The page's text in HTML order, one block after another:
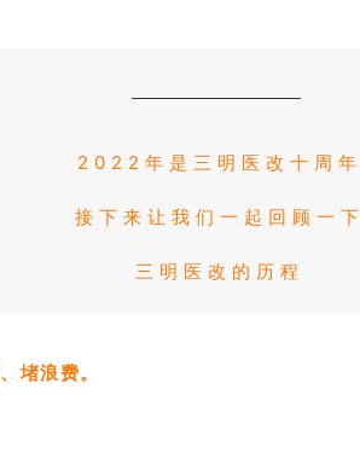
2022年是三明医改十周年
接下来让我们一起回顾一下
三明医改的历程
堵浪费。